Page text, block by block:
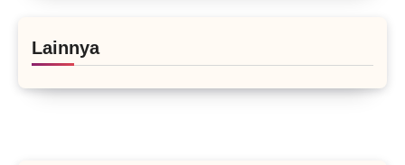
Lainnya